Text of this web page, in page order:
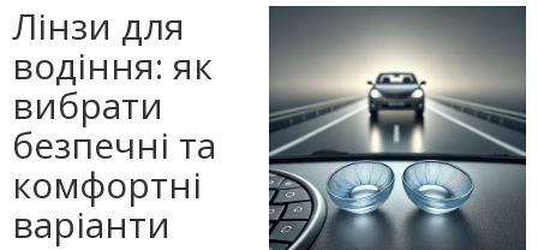
Лінзи для
водіння: як
вибрати
безпечні та
комфортні
варіанти